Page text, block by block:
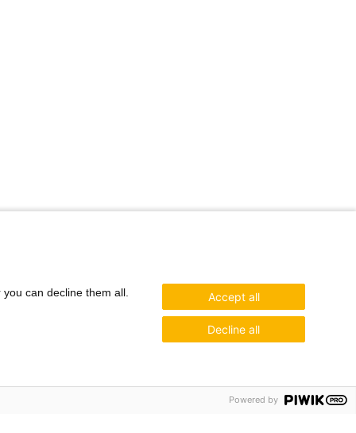
can decline them all. Accept all
Decline all
Powered by